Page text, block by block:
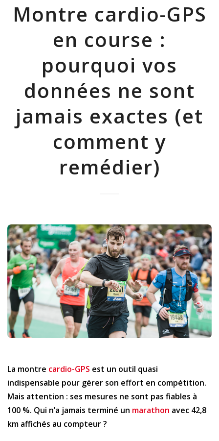
Montre cardio-GPS
en course :
pourquoi vos
données ne sont
jamais exactes (et
comment y
remédier)
La montre cardio-GPS est un outil quasi
indispensable pour gérer son effort en compétition.
Mais attention : ses mesures ne sont pas fiables à
100 %. Qui n’a jamais terminé un marathon avec 42,8
km affichés au compteur ?